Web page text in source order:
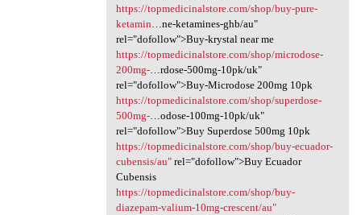
https://topmedicinalstore.com/shop/buy-pure-
ketamin …ne-ketamines-ghb/au"
rel="dofollow">Buy-krystal near me
https://topmedicinalstore.com/shop/microdose-
200mg-…rdose-500mg-10pk/uk"
rel="dofollow">Buy-Microdose 200mg 10pk
https://topmedicinalstore.com/shop/superdose-
500mg-…odose-100mg-10pk/uk"
rel="dofollow">Buy Superdose 500mg 10pk
https://topmedicinalstore.com/shop/buy-ecuador-
cubensis/au"rel="dofollow">Buy Ecuador
Cubensis
https://topmedicinalstore.com/shop/buy-
diazepam-valium-10mg-crescent/au"